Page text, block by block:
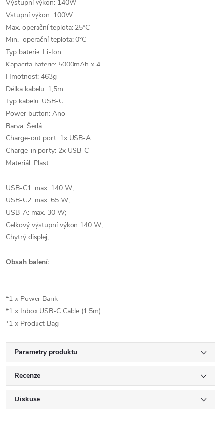
Výstupní výkon: 140W
Vstupní výkon: 100W
Max. operační teplota: 25°C
Min. operační teplota: 0°C
Typ baterie: Li-Ion
Kapacita baterie: 5000mAh x 4
Hmotnost: 463g
Délka kabelu: 1,5m
Typ kabelu: USB-C
Power button: Ano
Barva: Šedá
Charge-out port: 1x USB-A
Charge-in porty: 2x USB-C
Materiál: Plast
USB-C1: max. 140 W;
USB-C2: max. 65 W;
USB-A: max. 30 W;
Celkový výstupní výkon 140 W;
Chytrý displej;
Obsah balení:
*1 x Power Bank
*1 x Inbox USB-C Cable (1.5m)
*1 x Product Bag
Parametry produktu
Recenze
Diskuse